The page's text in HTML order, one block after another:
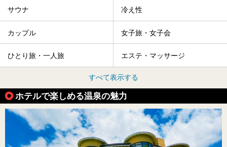
サウナ 冷え性
カップル 女子旅・女子会
ひとり旅・一人旅 エステ・マッサージ
すべて表示する
ホテルで楽しめる温泉の魅力